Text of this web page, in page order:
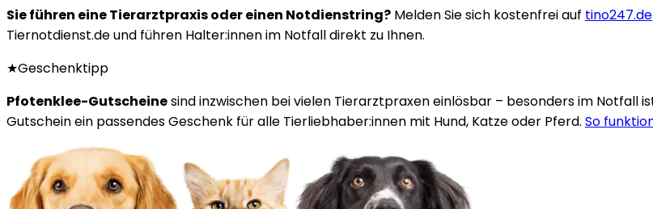
Sie führen eine Tierarztpraxis oder einen Notdienstring? Melden Sie sich kostenfrei auf tino247.de
Tiernotdienst.de und führen Halter:innen im Notfall direkt zu Ihnen.
★Geschenktipp
Pfotenklee-Gutscheinesind inzwischen bei vielen Tierarztpraxen einlösbar – besonders im Notfall
Gutschein ein passendes Geschenk für alle Tierliebhaber:innen mit Hund, Katze oder Pferd. So